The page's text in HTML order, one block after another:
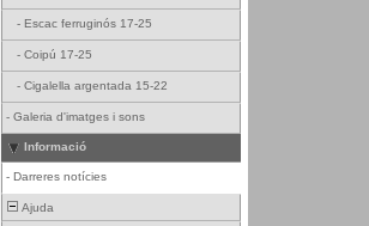
- Escac ferruginós 17-25
- Coipú 17-25
- Cigalella argentada 15-22
- Galeria d'imatges i sons
Informació
- Darreres notícies
Ajuda